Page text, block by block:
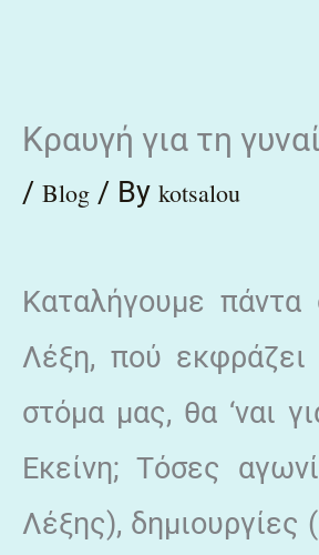
Κραυγή για τη
/ Blog / By kotsalou
Καταλήγουμε
Λέξη, πού
στόμα μας, θα ‘ναι
Εκείνη; Τόσες
Λέξης),